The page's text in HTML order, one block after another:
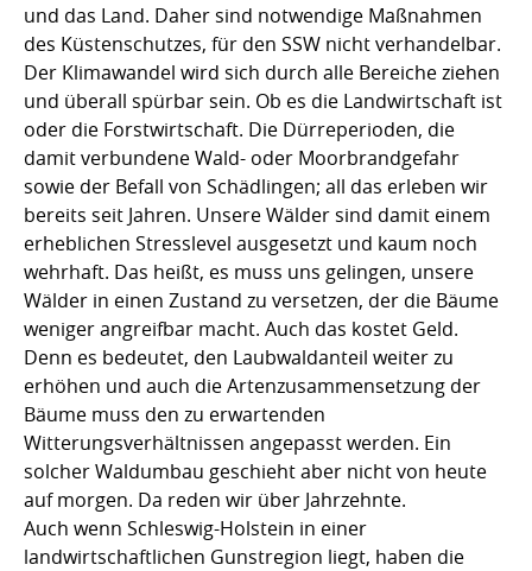
und das Land. Daher sind notwendige Maßnahmen
des Küstenschutzes, für den SSW nicht verhandelbar.
Der Klimawandel wird sich durch alle Bereiche ziehen
und überall spürbar sein. Ob es die Landwirtschaft ist
oder die Forstwirtschaft. Die Dürreperioden, die
damit verbundene Wald- oder Moorbrandgefahr
sowie der Befall von Schädlingen; all das erleben wir
bereits seit Jahren. Unsere Wälder sind damit einem
erheblichen Stresslevel ausgesetzt und kaum noch
wehrhaft. Das heißt, es muss uns gelingen, unsere
Wälder in einen Zustand zu versetzen, der die Bäume
weniger angreifbar macht. Auch das kostet Geld.
Denn es bedeutet, den Laubwaldanteil weiter zu
erhöhen und auch die Artenzusammensetzung der
Bäume muss den zu erwartenden
Witterungsverhältnissen angepasst werden. Ein
solcher Waldumbau geschieht aber nicht von heute
auf morgen. Da reden wir über Jahrzehnte.
Auch wenn Schleswig-Holstein in einer
landwirtschaftlichen Gunstregion liegt, haben die